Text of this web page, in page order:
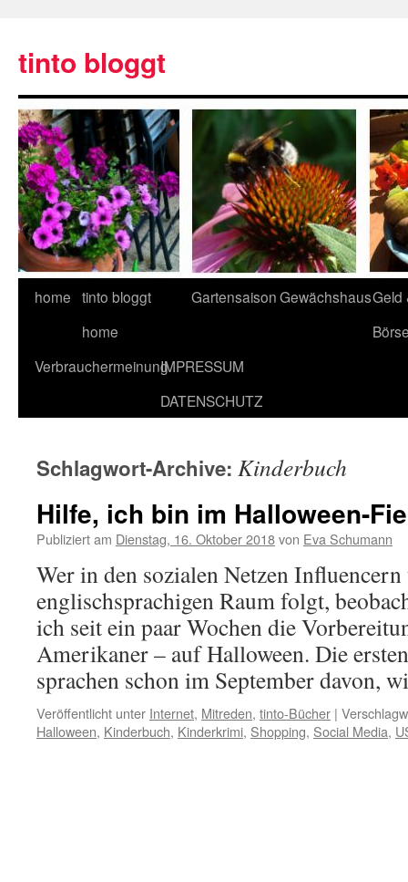
tinto bloggt
home tinto bloggt
home
GartensaisonGewächshausGeld
VerbrauchermeinungIMPRESSUM
DATENSCHUTZ
Schlagwort-Archive: Kinderbuch
Hilfe, ich bin im Halloween-
Publiziert am Dienstag, 16. Oktober 2018von Eva Schumann
Wer in den sozialen Netzen
englischsprachigen Raum folgt,
ich seit ein paar Wochen die
Amerikaner – auf Halloween. Die
sprachen schon im September davon,
Veröffentlicht unter Internet, Mitreden, tinto-Bücher |
Halloween, Kinderbuch, Kinderkrimi, Shopping, Social Media,